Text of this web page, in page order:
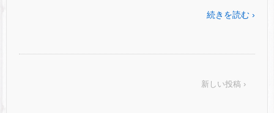
続きを読む ›
新しい投稿 ›